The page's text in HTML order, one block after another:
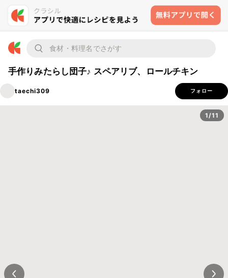
手作りみたらし団子♪ スペアリブ、ロールチキン
taechi309 フォロー
1/11